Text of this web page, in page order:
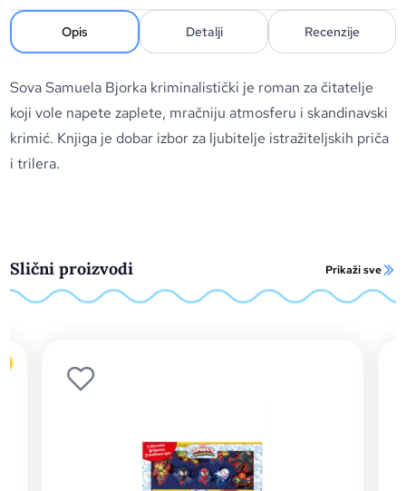
Opis Detalji Recenzije
Sova Samuela Bjorka kriminalistički je roman za čitatelje
koji vole napete zaplete, mračniju atmosferu i skandinavski
krimić. Knjiga je dobar izbor za ljubitelje istražiteljskih priča
i trilera.
Slični proizvodi Prikaži sve